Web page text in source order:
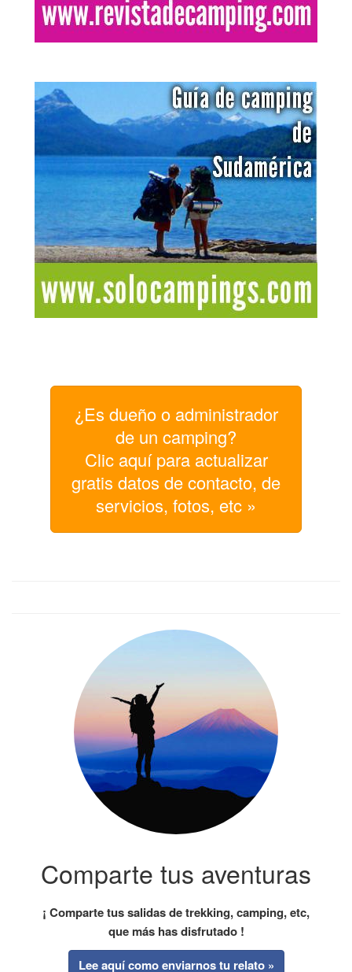
¿Es dueño o administrador
de un camping?
Clic aquí para actualizar
gratis datos de contacto, de
servicios, fotos, etc »
Comparte tus aventuras
¡ Comparte tus salidas de trekking, camping, etc,
que más has disfrutado !
Lee aquí como enviarnos tu relato »